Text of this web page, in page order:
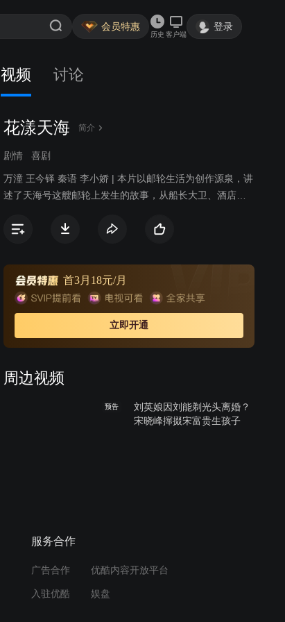
会员特惠
历史 客户端
登录
视频 讨论
花漾天海 简介
剧情 喜剧
万潼 王今铎 秦语 李小娇 | 本片以邮轮生活为创作源泉，讲
述了天海号这艘邮轮上发生的故事，从船长大卫、酒店总
人等八名性格各异的工作人员主视角出发，每集以不同的
首3月18元/月
立即开通
周边视频
预告
刘英娘因刘能剃光头离婚？
宋晓峰撺掇宋富贵生孩子
一套，笑skr人！
服务合作
广告合作 优酷内容开放平台
入驻优酷 娱盘